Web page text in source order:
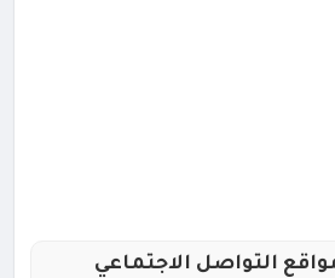
التواصل الاجتماعي